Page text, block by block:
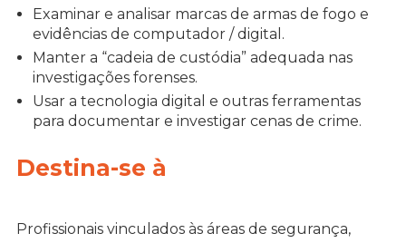
Examinar e analisar marcas de armas de fogo e
evidências de computador / digital.
Manter a “cadeia de custódia” adequada nas
investigações forenses.
Usar a tecnologia digital e outras ferramentas
para documentar e investigar cenas de crime.
Destina-se à
Profissionais vinculados às áreas de segurança,